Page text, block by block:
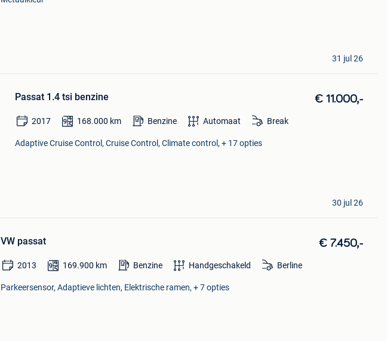
31 jul 26
Passat 1.4 tsi benzine € 11.000,-
2017 168.000 km Benzine Automaat Break
Adaptive Cruise Control, Cruise Control, Climate control, + 17 opties
30 jul 26
VW passat € 7.450,-
2013 169.900 km Benzine Handgeschakeld Berline
Parkeersensor, Adaptieve lichten, Elektrische ramen, + 7 opties